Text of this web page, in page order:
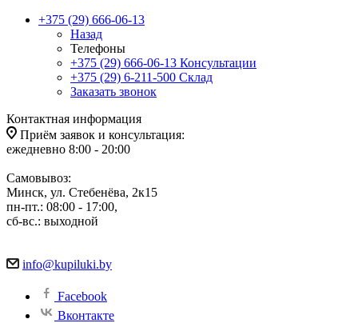
+375 (29) 666-06-13
Назад
Телефоны
+375 (29) 666-06-13 Консультации
+375 (29) 6-211-500 Склад
Заказать звонок
Контактная информация
Приём заявок и консультация:
ежедневно 8:00 - 20:00
Самовывоз:
Минск, ул. Стебенёва, 2к15
пн-пт.: 08:00 - 17:00,
сб-вс.: выходной
info@kupiluki.by
Facebook
Вконтакте